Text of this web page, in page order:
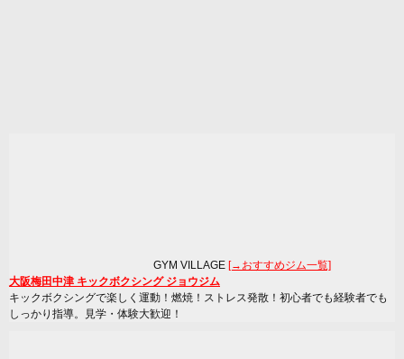
GYM VILLAGE [→おすすめジム一覧]
大阪梅田中津 キックボクシング ジョウジム
キックボクシングで楽しく運動！燃焼！ストレス発散！初心者でも経験者でも
しっかり指導。見学・体験大歓迎！